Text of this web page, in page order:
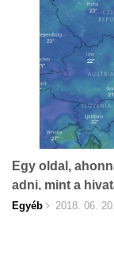
Egy oldal,
adni, mint a
Egyéb 2018. 06. 20.